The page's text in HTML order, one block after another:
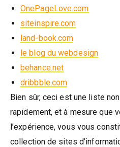
OnePageLove.com
siteinspire.com
land-book.com
le blog du webdesign
behance.net
dribbble.com
Bien sûr, ceci est une liste
rapidement, et à mesure que
l’expérience, vous vous
collection de sites